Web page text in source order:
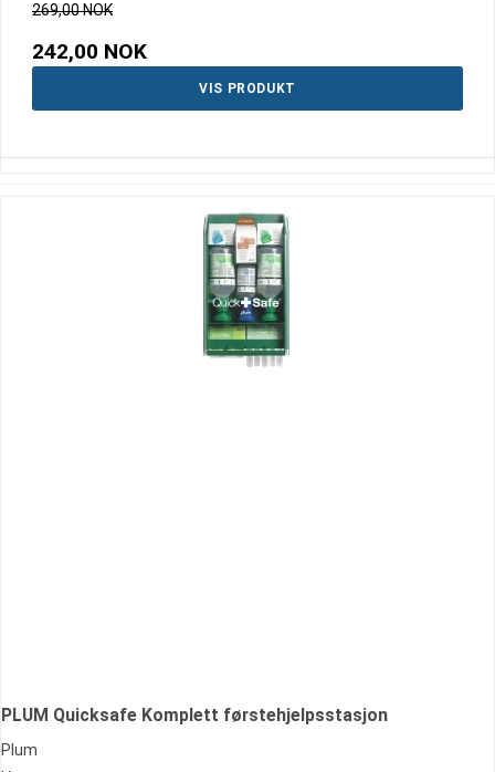
269,00 NOK
242,00 NOK
VIS PRODUKT
PLUM Quicksafe Komplett førstehjelpsstasjon
Plum